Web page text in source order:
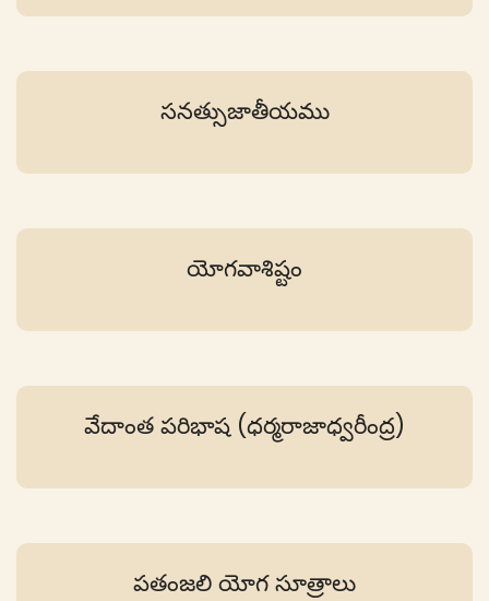
సనత్సుజాతీయము
యోగవాశిష్టం
వేదాంత పరిభాష (ధర్మరాజాధ్వరీంద్ర)
పతంజలి యోగ సూత్రాలు